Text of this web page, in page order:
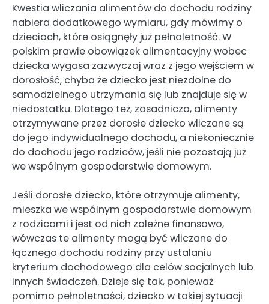
Kwestia wliczania alimentów do dochodu rodziny
nabiera dodatkowego wymiaru, gdy mówimy o
dzieciach, które osiągnęły już pełnoletność. W
polskim prawie obowiązek alimentacyjny wobec
dziecka wygasa zazwyczaj wraz z jego wejściem w
dorosłość, chyba że dziecko jest niezdolne do
samodzielnego utrzymania się lub znajduje się w
niedostatku. Dlatego też, zasadniczo, alimenty
otrzymywane przez dorosłe dziecko wliczane są
do jego indywidualnego dochodu, a niekoniecznie
do dochodu jego rodziców, jeśli nie pozostają już
we wspólnym gospodarstwie domowym.
Jeśli dorosłe dziecko, które otrzymuje alimenty,
mieszka we wspólnym gospodarstwie domowym
z rodzicami i jest od nich zależne finansowo,
wówczas te alimenty mogą być wliczane do
łącznego dochodu rodziny przy ustalaniu
kryterium dochodowego dla celów socjalnych lub
innych świadczeń. Dzieje się tak, ponieważ
pomimo pełnoletności, dziecko w takiej sytuacji